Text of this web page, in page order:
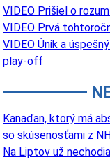
VIDEO Prišiel o
VIDEO Prvá
VIDEO Únik a
play-off
Kanaďan, ktorý má
so skúsenosťami z
Na Liptov už